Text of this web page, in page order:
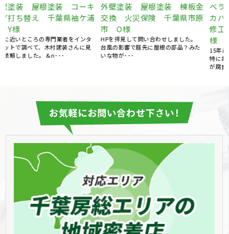
外壁塗装 屋根塗装 棟板金
交換 火災保険 千葉県市原
市 O様
HPを拝見して問い合わせしました。
台風の影響で庭先に屋根の部品？みた
いな物が･･･
ベランダFRP防水工事、屋根
カバー工事、外壁塗装、庇補
修工事 千葉県袖ケ浦市 K
様
15年前にマイホームを購入してから、
特にお手入れはしておらず、ある時庇